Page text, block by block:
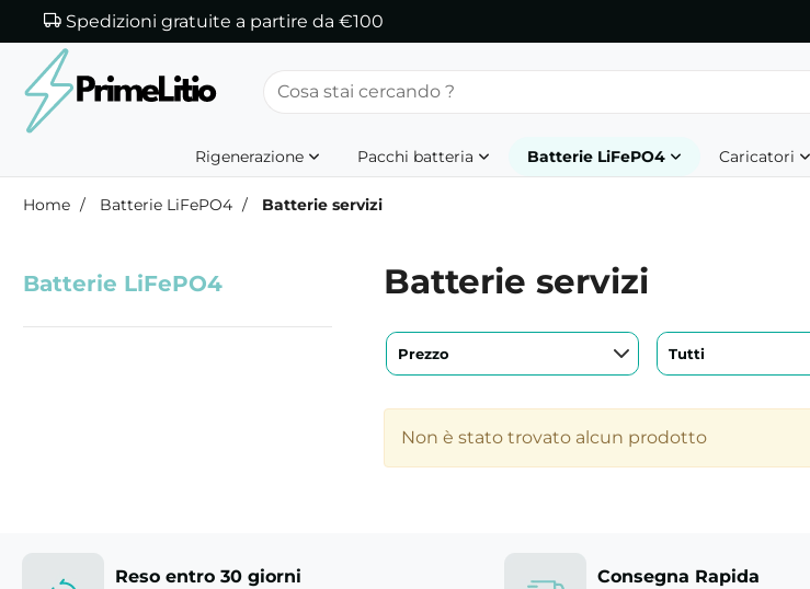
Spedizioni gratuite a partire da €100
Rigenerazione Pacchi batteria Batterie LiFePO4 Caricatori
Home Batterie LiFePO4 Batterie servizi
Batterie LiFePO4 Batterie servizi
Prezzo Tutti
Non è stato trovato alcun prodotto
Reso entro 30 giorni Consegna Rapida